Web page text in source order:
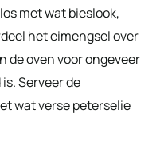
met wat bieslook,
het eimengsel over
de oven voor ongeveer
Serveer de
wat verse peterselie